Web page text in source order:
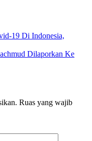
19 Di Indonesia,
Dilaporkan Ke
Ruas yang wajib